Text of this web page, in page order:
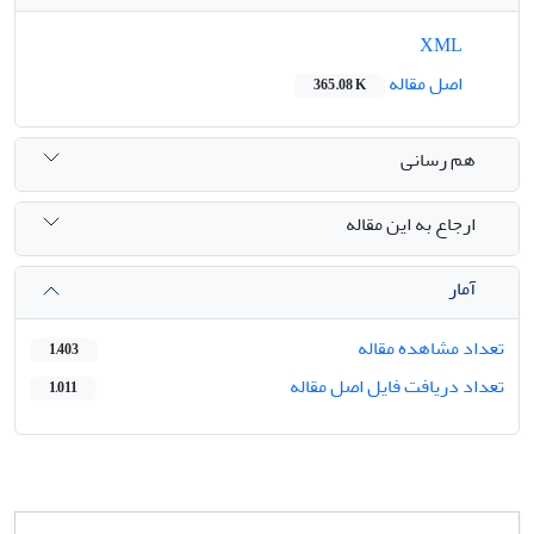
اصل مقاله
365.08 K
هم رسانی
ارجاع به این مقاله
آمار
تعداد مشاهده مقاله
1,403
تعداد دریافت فایل اصل مقاله 1,011